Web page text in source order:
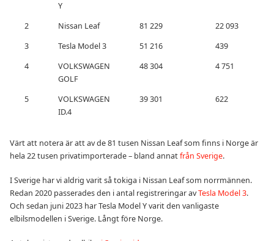
Y
2 Nissan Leaf 81 229
22 093
3
Tesla Model 3 51 216
439
4
VOLKSWAGEN
GOLF
48 304 4 751
5
VOLKSWAGEN
ID.4
39 301 622
Värt att notera är att av de 81 tusen Nissan Leaf som finns i Norge är
hela 22 tusen privatimporterade – bland annatfrån Sverige.
I Sverige har vi aldrig varit så tokiga i Nissan Leaf som norrmännen.
Redan 2020 passerades den i antal registreringar avTesla Model 3.
Och sedan juni 2023 har Tesla Model Y varit den vanligaste
elbilsmodellen i Sverige. Långt före Norge.